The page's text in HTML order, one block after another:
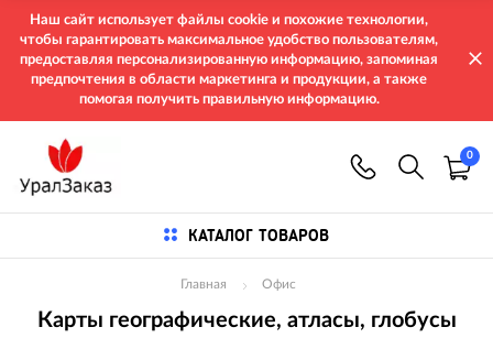
Наш сайт использует файлы cookie и похожие технологии,
чтобы гарантировать максимальное удобство пользователям,
предоставляя персонализированную информацию, запоминая
предпочтения в области маркетинга и продукции, а также
помогая получить правильную информацию.
0
КАТАЛОГ ТОВАРОВ
Главная Офис
Карты географические, атласы, глобусы